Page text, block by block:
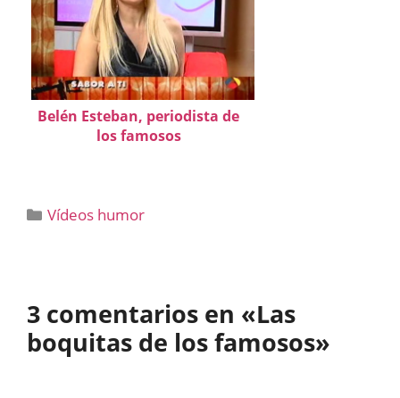
Belén Esteban, periodista de
los famosos
Categorías
Vídeos humor
3 comentarios en «Las
boquitas de los famosos»